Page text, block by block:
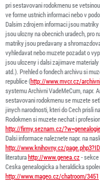
pri sestavovani rodokmenu se
ve forme ustnich informaci nebo v
Dalsim zdrojem informaci jsou
jsou ulozny na obecnich uradech, pro
matriky jsou predavany a
vyhledavat nebo muzete pozadat o
jsou ulozeny i dalsi zajimave
atd.). Prehled o fondech archivu si
republice (http://www.mvcr.cz/
systemu Archivni VadeMeCum, napr.
sestavovani rodokmenu se muzete
jinych narodnosti, kteri do Cech prisli
Rodokmen si muzete nechat i
http://firmy.seznam.cz/
Dalsi informace naleznete napr. na
http://www.knihovny.cz/
literaturahttp://www.genea.cz- sekce
Ceska genealogicka a heraldicka
http://www.mageo.cz/chatroom/3451